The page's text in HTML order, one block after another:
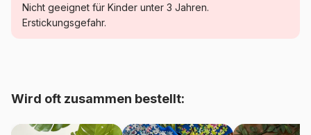
Kategorie Puzzle - Kunst
Artikelnummer Magnolia-8601
Nicht geeignet für Kinder unter 3 Jahren.
Erstickungsgefahr.
Wird oft zusammen bestellt: